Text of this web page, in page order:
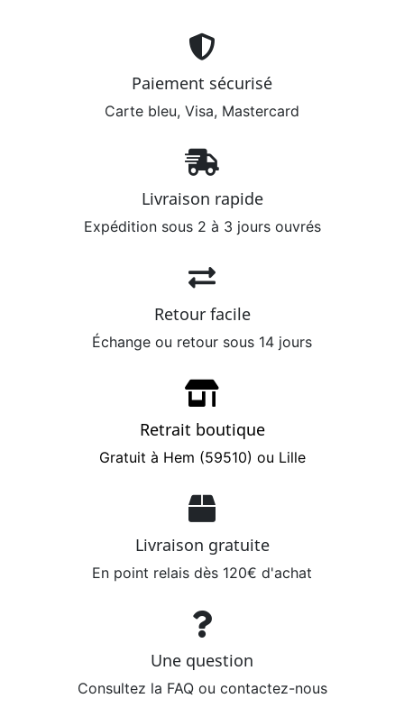
Paiement sécurisé
Carte bleu, Visa, Mastercard
Livraison rapide
Expédition sous 2 à 3 jours ouvrés
Retour facile
Échange ou retour sous 14 jours
Retrait boutique
Gratuit à Hem (59510) ou Lille
Livraison gratuite
En point relais dès 120€ d'achat
Une question
Consultez la FAQ ou contactez-nous